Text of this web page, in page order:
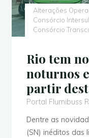
e
as
Alterações
Consórcio Intersul
Consórcio
Rio tem
noturnos
partir
Portal Flumibuss
Dentre as
(SN) inéditos das